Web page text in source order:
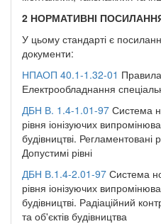
2 НОРМАТИВНІ
У цьому стандарті є
документи:
НПАОП 40.1-1.32-01
Електрообладнання
ДБН В. 1.4-1.01-97 Система
рівня іонізуючих
будівництві. Регламентовані
Допустимі рівні
ДБН В.1.4-2.01-97 Система
рівня іонізуючих
будівництві. Радіаційний
та об'єктів будівництва